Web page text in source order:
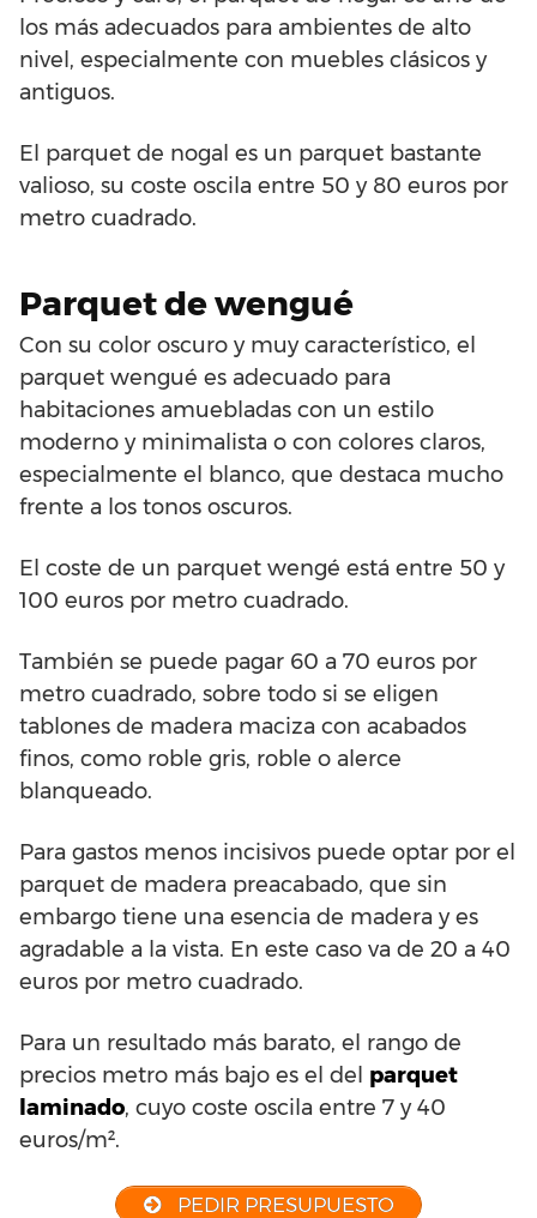
los más adecuados para ambientes de alto
nivel, especialmente con muebles clásicos y
antiguos.
El parquet de nogal es un parquet bastante
valioso, su coste oscila entre 50 y 80 euros por
metro cuadrado.
Parquet de wengué
Con su color oscuro y muy característico, el
parquet wengué es adecuado para
habitaciones amuebladas con un estilo
moderno y minimalista o con colores claros,
especialmente el blanco, que destaca mucho
frente a los tonos oscuros.
El coste de un parquet wengé está entre 50 y
100 euros por metro cuadrado.
También se puede pagar 60 a 70 euros por
metro cuadrado, sobre todo si se eligen
tablones de madera maciza con acabados
finos, como roble gris, roble o alerce
blanqueado.
Para gastos menos incisivos puede optar por el
parquet de madera preacabado, que sin
embargo tiene una esencia de madera y es
agradable a la vista. En este caso va de 20 a 40
euros por metro cuadrado.
Para un resultado más barato, el rango de
precios metro más bajo es el del parquet
laminado, cuyo coste oscila entre 7 y 40
euros/m².
PEDIR PRESUPUESTO